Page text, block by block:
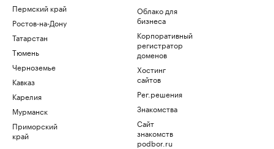
Пермский край
Ростов-на-Дону
Татарстан
Тюмень
Черноземье
Кавказ
Карелия
Мурманск
Приморский
край
Облако для
бизнеса
Корпоративный
регистратор
доменов
Хостинг
сайтов
Рег.решения
Знакомства
Сайт
знакомств
podbor.ru